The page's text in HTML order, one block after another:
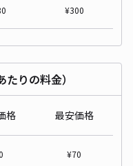
¥300
りの料金）
格 最安価格
¥70